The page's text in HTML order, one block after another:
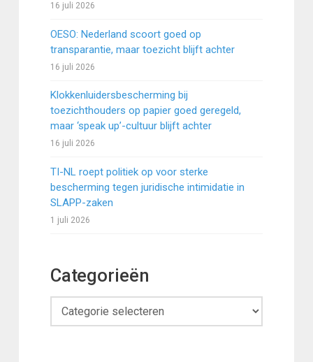
16 juli 2026
OESO: Nederland scoort goed op
transparantie, maar toezicht blijft achter
16 juli 2026
Klokkenluidersbescherming bij
toezichthouders op papier goed geregeld,
maar ‘speak up’-cultuur blijft achter
16 juli 2026
TI-NL roept politiek op voor sterke
bescherming tegen juridische intimidatie in
SLAPP-zaken
1 juli 2026
Categorieën
Categorieën